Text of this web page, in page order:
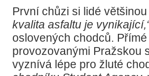
První chůzi si lidé
kvalita asfaltu je
oslovených chodců.
provozovanými Pražskou
vyznívá lépe pro žluté